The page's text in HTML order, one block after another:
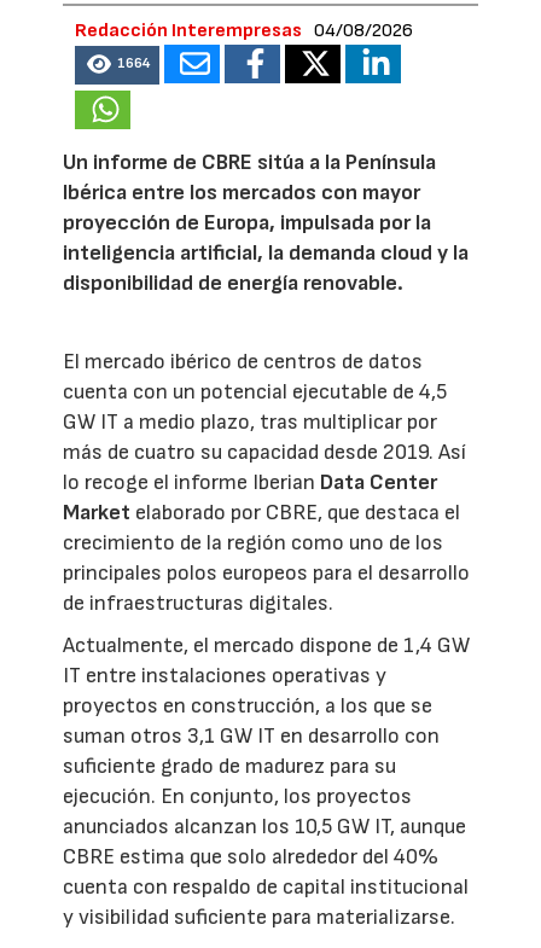
Redacción Interempresas 04/08/2026
1664
Un informe de CBRE sitúa a la Península
Ibérica entre los mercados con mayor
proyección de Europa, impulsada por la
inteligencia artificial, la demanda cloud y la
disponibilidad de energía renovable.
El mercado ibérico de centros de datos
cuenta con un potencial ejecutable de 4,5
GW IT a medio plazo, tras multiplicar por
más de cuatro su capacidad desde 2019. Así
lo recoge el informe Iberian Data Center
Market elaborado por CBRE, que destaca el
crecimiento de la región como uno de los
principales polos europeos para el desarrollo
de infraestructuras digitales.
Actualmente, el mercado dispone de 1,4 GW
IT entre instalaciones operativas y
proyectos en construcción, a los que se
suman otros 3,1 GW IT en desarrollo con
suficiente grado de madurez para su
ejecución. En conjunto, los proyectos
anunciados alcanzan los 10,5 GW IT, aunque
CBRE estima que solo alrededor del 40%
cuenta con respaldo de capital institucional
y visibilidad suficiente para materializarse.